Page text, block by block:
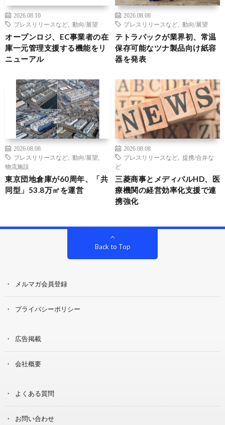
2026.08.10
プレスリリースなど
動向/展望
オープンロジ、EC事業者の在
庫一元管理支援する機能をリ
ニューアル
2026.08.08
プレスリリースなど
動向/展望
テトラパックが業界初、常温
保存可能なツナ製品向け紙容
器を発表
2026.08.08
プレスリリースなど
動向/展望
物流施設
東京団地倉庫が60周年、「共
同型」53.8万㎡を運営
2026.08.08
プレスリリースなど
提携/合弁な
ど
三菱商事とメディパルHD、医
療機関の経営効率化支援で連
携強化
Back to Top
メルマガ会員登録
プライバシーポリシー
広告掲載
会社概要
よくある質問
お問い合わせ